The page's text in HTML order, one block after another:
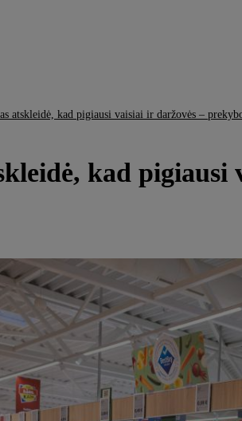
atskleidė, kad pigiausi vaisiai ir daržovės –
kad